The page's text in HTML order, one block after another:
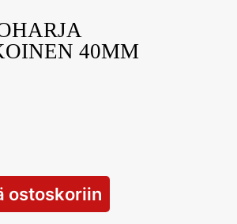
40MM
ostoskoriin